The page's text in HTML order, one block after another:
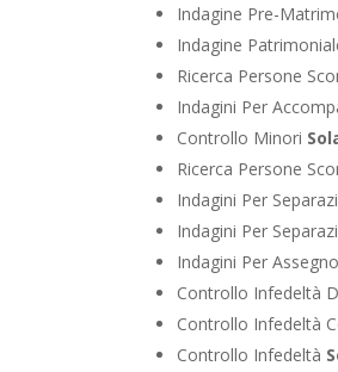
Indagine Pre-
Indagine
Ricerca Persone
Indagini Per
Controllo Minori
Ricerca Persone
Indagini Per
Indagini Per
Indagini Per
Controllo Infedeltà
Controllo Infedeltà
Controllo Infedeltà